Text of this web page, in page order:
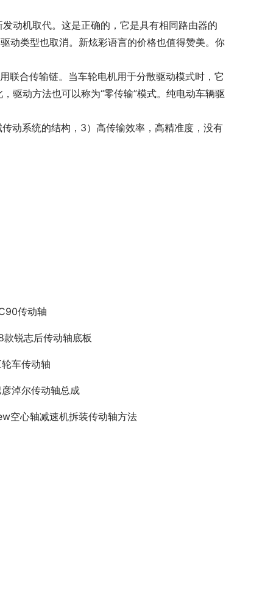
动机取代。这是正确的，它是具有相同路由器的
动类型也取消。新炫彩语言的价格也值得赞美。你
联合传输链。当车轮电机用于分散驱动模式时，它
驱动方法也可以称为“零传输”模式。纯电动车辆驱
动系统的结构，3）高传输效率，高精准度，没有
传动轴
款锐志后传动轴底板
车传动轴
彦淖尔传动轴总成
空心轴减速机拆装传动轴方法